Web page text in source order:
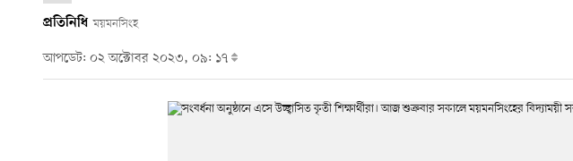
প্রতিনিধি ময়মনসিংহ
আপডেট: ০২ অক্টোবর ২০২৩, ০৯: ১৭